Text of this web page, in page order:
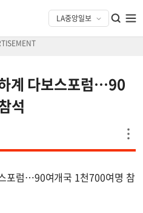
계 다보스포럼…90
석
포럼…90여개국 1천700여명 참